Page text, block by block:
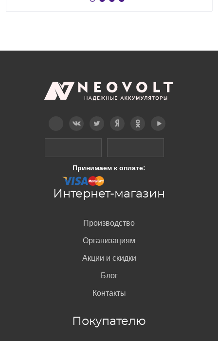
Принимаем к оплате:
Интернет-магазин
Производство
Организациям
Акции и скидки
Блог
Контакты
Покупателю